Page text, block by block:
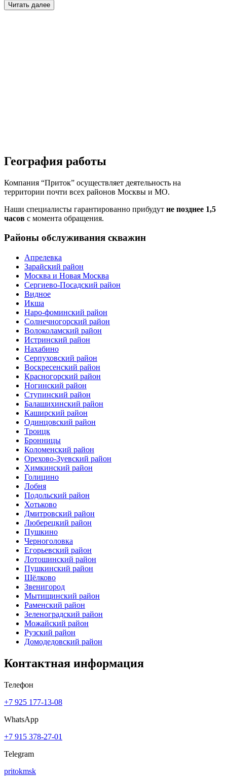
Читать далее
География работы
Компания “Приток” осуществляет деятельность на
территории почти всех районов Москвы и МО.
Наши специалисты гарантированно прибудут не позднее 1,5
часов с момента обращения.
Районы обслуживания скважин
Апрелевка
Зарайский район
Москва и Новая Москва
Сергиево-Посадский район
Видное
Икша
Наро-фоминский район
Солнечногорский район
Волоколамский район
Истринский район
Нахабино
Серпуховский район
Воскресенский район
Красногорский район
Ногинский район
Ступинский район
Балашихинский район
Каширский район
Одинцовский район
Троицк
Бронницы
Коломенский район
Орехово-Зуевский район
Химкинский район
Голицино
Лобня
Подольский район
Хотьково
Дмитровский район
Люберецкий район
Пушкино
Черноголовка
Егорьевский район
Лотошинский район
Пушкинский район
Щёлково
Звенигород
Мытищинский район
Раменский район
Зеленоградский район
Можайский район
Рузский район
Домодедовский район
Контактная информация
Телефон
+7 925 177-13-08
WhatsApp
+7 915 378-27-01
Telegram
pritokmsk